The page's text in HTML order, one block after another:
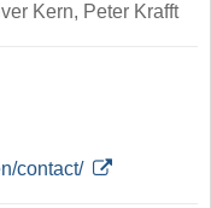
Kern, Peter Krafft
contact/